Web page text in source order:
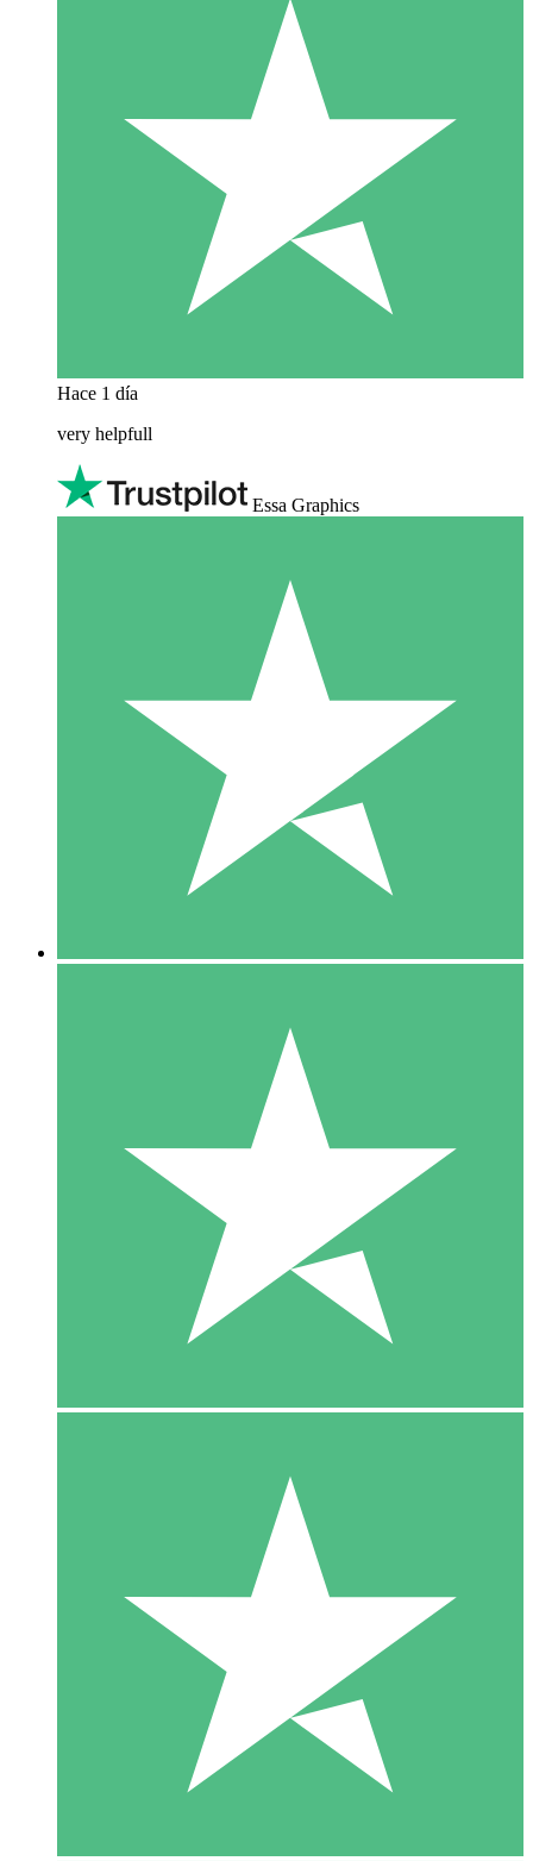
Hace 1 día
very helpfull
Essa Graphics